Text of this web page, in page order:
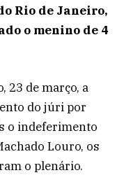
Rio de Janeiro,
o menino de 4
23 de março, a
do júri por
o indeferimento
Louro, os
o plenário.